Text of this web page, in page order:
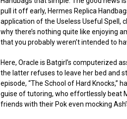
pull it off early, Hermes Replica
application of the Useless Useful Spell,
why there’s nothing quite like enjoying
that you probably weren’t intended to
Here, Oracle is Batgirl’s computerized
the latter refuses to leave her bed and
episode, “The School of Hard Knocks,”
guise of tutoring, who effortlessly beat
friends with their Pok even mocking